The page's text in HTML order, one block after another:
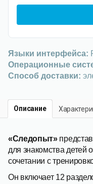
Языки интерфейса:
Операционные
Способ доставки:
Описание
«Следопыт»
для знакомства
сочетании с
Он включает 12